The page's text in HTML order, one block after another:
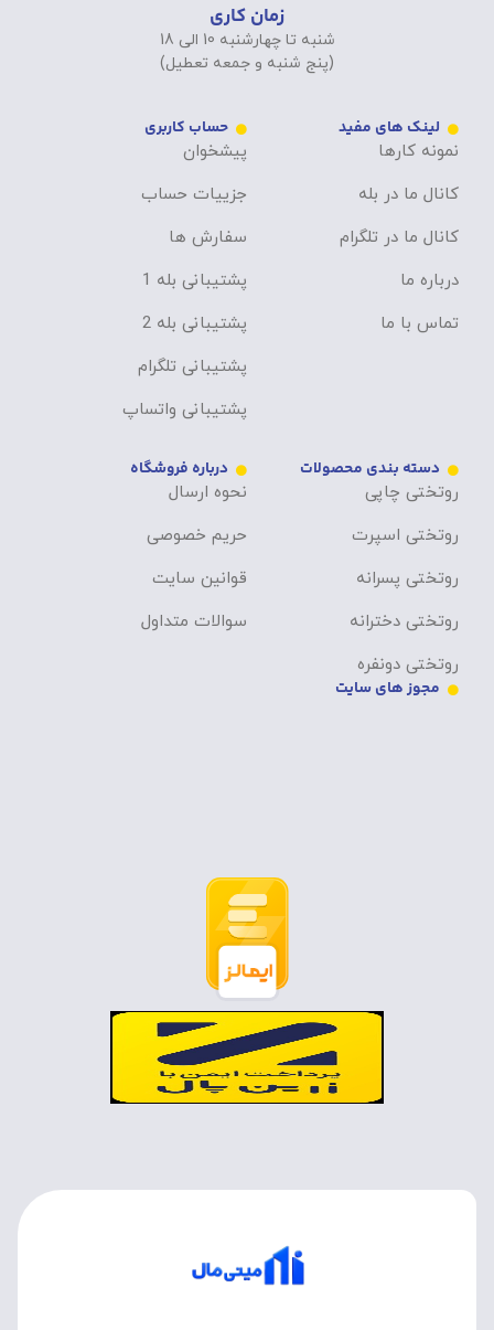
زمان کاری
شنبه تا چهارشنبه 10 الی 18
(پنج شنبه و جمعه تعطیل)
لینک های مفید
نمونه کارها
کانال ما در بله
کانال ما در تلگرام
درباره ما
تماس با ما
حساب کاربری
پیشخوان
جزییات حساب
سفارش ها
پشتیبانی بله 1
پشتیبانی بله 2
پشتیبانی تلگرام
پشتیبانی واتساپ
دسته بندی محصولات
روتختی چاپی
روتختی اسپرت
روتختی پسرانه
روتختی دخترانه
روتختی دونفره
درباره فروشگاه
نحوه ارسال
حریم خصوصی
قوانین سایت
سوالات متداول
مجوز های سایت